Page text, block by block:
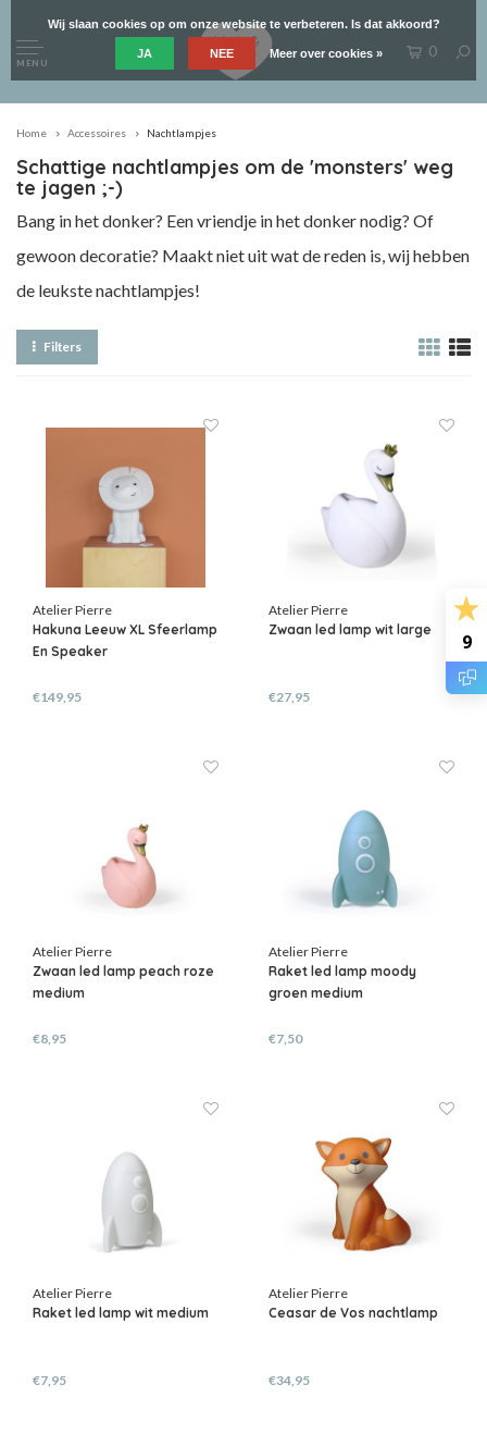
9
MENU
0
Home Accessoires Nachtlampjes
Schattige nachtlampjes om de 'monsters' weg
te jagen ;-)
Bang in het donker? Een vriendje in het donker nodig? Of
gewoon decoratie? Maakt niet uit wat de reden is, wij hebben
de leukste nachtlampjes!
Filters
Atelier Pierre
Hakuna Leeuw XL Sfeerlamp
En Speaker
€149,95
Atelier Pierre
Zwaan led lamp wit large
€27,95
Atelier Pierre
Zwaan led lamp peach roze
medium
€8,95
Atelier Pierre
Raket led lamp moody
groen medium
€7,50
Atelier Pierre
Raket led lamp wit medium
€7,95
Atelier Pierre
Ceasar de Vos nachtlamp
€34,95
Wij slaan cookies op om onze website te verbeteren. Is dat akkoord?
JA NEE Meer over cookies »